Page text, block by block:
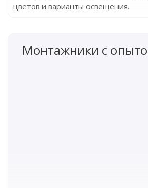
цветов и варианты освещения.
Монтажники с